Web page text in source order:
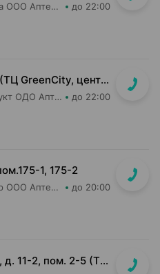
Планета Здоровья КосмоФарма ООО Аптека №5 до 22:00
ул. Притыцкого, д. 156/1-1 (ТЦ GreenCity, центральный вход со стороны метро)
Планета Здоровья Фарм-Продукт ОДО Аптека №23 до 22:00
1, 175-2
Планета Здоровья Доктор Таир ООО Аптека №5 до 20:00
ул. Дунина-Марцинкевича, д. 11-2, пом. 2-5 (ТЦ Раковский кирмаш)